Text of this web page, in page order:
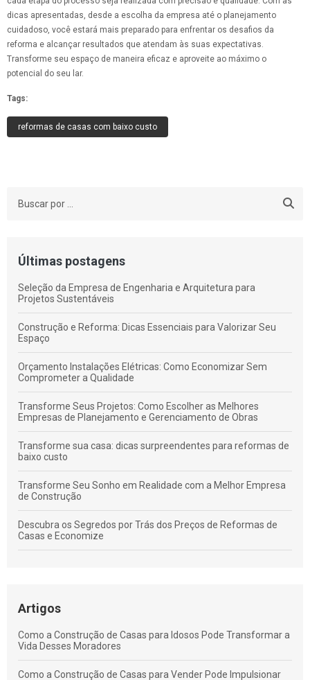
dicas apresentadas, desde a escolha da empresa até o planejamento
cuidadoso, você estará mais preparado para enfrentar os desafios da
reforma e alcançar resultados que atendam às suas expectativas.
Transforme seu espaço de maneira eficaz e aproveite ao máximo o
potencial do seu lar.
Tags:
reformas de casas com baixo custo
Últimas postagens
Seleção da Empresa de Engenharia e Arquitetura para
Projetos Sustentáveis
Construção e Reforma: Dicas Essenciais para Valorizar Seu
Espaço
Orçamento Instalações Elétricas: Como Economizar Sem
Comprometer a Qualidade
Transforme Seus Projetos: Como Escolher as Melhores
Empresas de Planejamento e Gerenciamento de Obras
Transforme sua casa: dicas surpreendentes para reformas de
baixo custo
Transforme Seu Sonho em Realidade com a Melhor Empresa
de Construção
Descubra os Segredos por Trás dos Preços de Reformas de
Casas e Economize
Transforme Seu Lar: Descubra Como uma Empresa de
Reforma de Casas Pode Mudar Tudo
Transforme Seu Sonho em Realidade com um Gerenciamento
Artigos
Como a Construção de Casas para Idosos Pode Transformar a
Vida Desses Moradores
Como a Construção de Casas para Vender Pode Impulsionar